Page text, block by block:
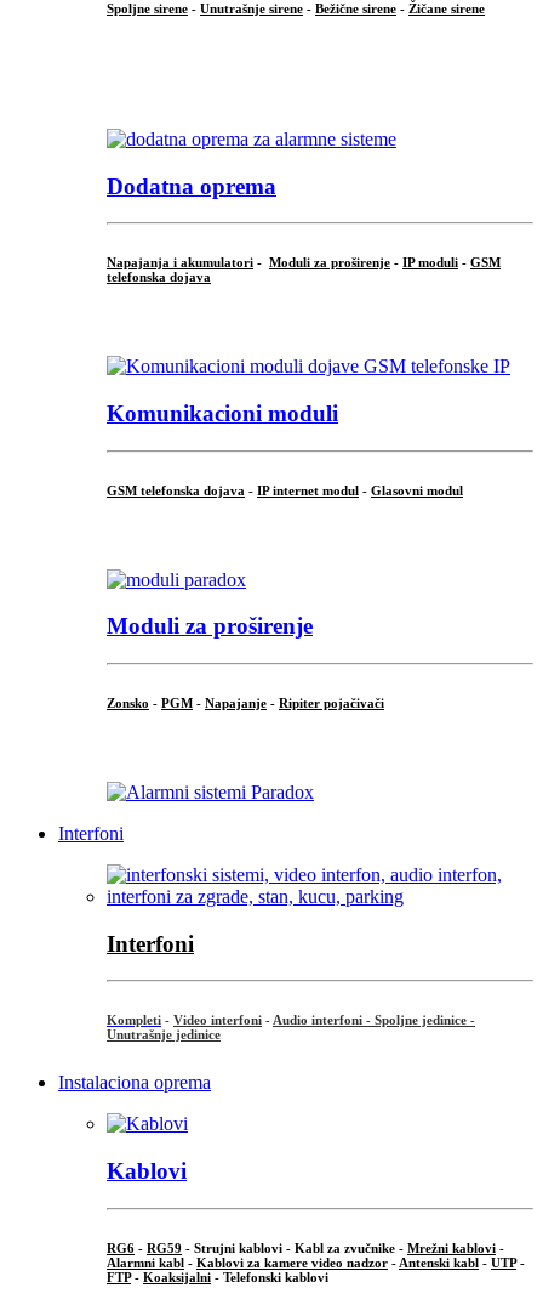
Spoljne sirene - Unutrašnje sirene - Bežične sirene - Žičane sirene
Dodatna oprema
Napajanja i akumulatori - Moduli za proširenje - IP moduli - GSM
telefonska dojava
Komunikacioni moduli
GSM telefonska dojava - IP internet modul - Glasovni modul
Moduli za proširenje
Zonsko - PGM - Napajanje - Ripiter pojačivači
Interfoni
Interfoni
Kompleti - Video interfoni - Audio interfoni - Spoljne jedinice -
Unutrašnje jedinice
Instalaciona oprema
Kablovi
RG6 - RG59 - Strujni kablovi - Kabl za zvučnike - Mrežni kablovi -
Alarmni kabl - Kablovi za kamere video nadzor - Antenski kabl - UTP-
FTP- Koaksijalni - Telefonski kablovi